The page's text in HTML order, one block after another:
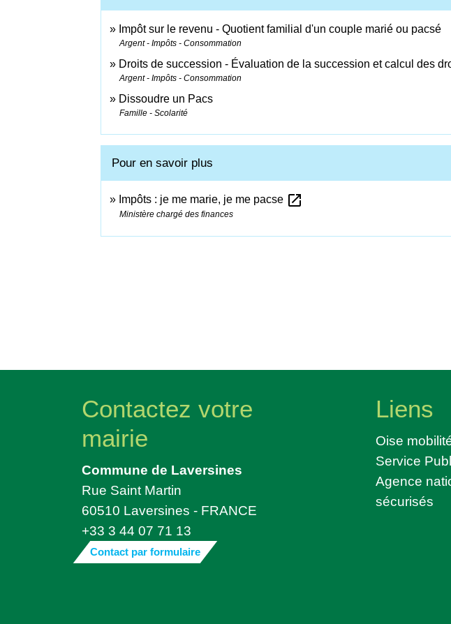
Impôt sur le revenu - Quotient familial d'un couple marié ou pacsé
Argent - Impôts - Consommation
Droits de succession - Évaluation de la succession et calcul des
Argent - Impôts - Consommation
Dissoudre un Pacs
Famille - Scolarité
Pour en savoir plus
Impôts : je me marie, je me pacse open_in_new
Ministère chargé des finances
Contactez votre
mairie
Commune de Laversines
Rue Saint Martin
60510 Laversines - FRANCE
+33 3 44 07 71 13
Contact par formulaire
Liens
Oise
Service
Agence
sécurisés